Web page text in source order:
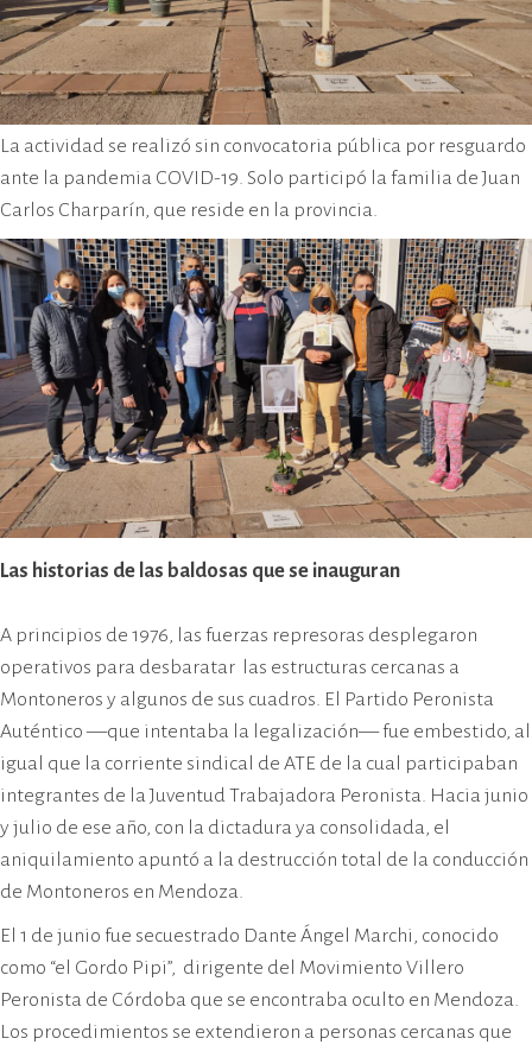
La actividad se realizó sin convocatoria pública por resguardo
ante la pandemia COVID-19. Solo participó la familia de Juan
Carlos Charparín, que reside en la provincia.
Las historias de las baldosas que se inauguran
A principios de 1976, las fuerzas represoras desplegaron
operativos para desbaratar las estructuras cercanas a
Montoneros y algunos de sus cuadros. El Partido Peronista
Auténtico —que intentaba la legalización— fue embestido, al
igual que la corriente sindical de ATE de la cual participaban
integrantes de la Juventud Trabajadora Peronista. Hacia junio
y julio de ese año, con la dictadura ya consolidada, el
aniquilamiento apuntó a la destrucción total de la conducción
de Montoneros en Mendoza.
El 1 de junio fue secuestrado Dante Ángel Marchi, conocido
como “el Gordo Pipi”, dirigente del Movimiento Villero
Peronista de Córdoba que se encontraba oculto en Mendoza.
Los procedimientos se extendieron a personas cercanas que